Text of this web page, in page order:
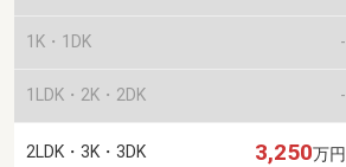
1K・1DK -
1LDK・2K・2DK -
2LDK・3K・3DK 3,250万円